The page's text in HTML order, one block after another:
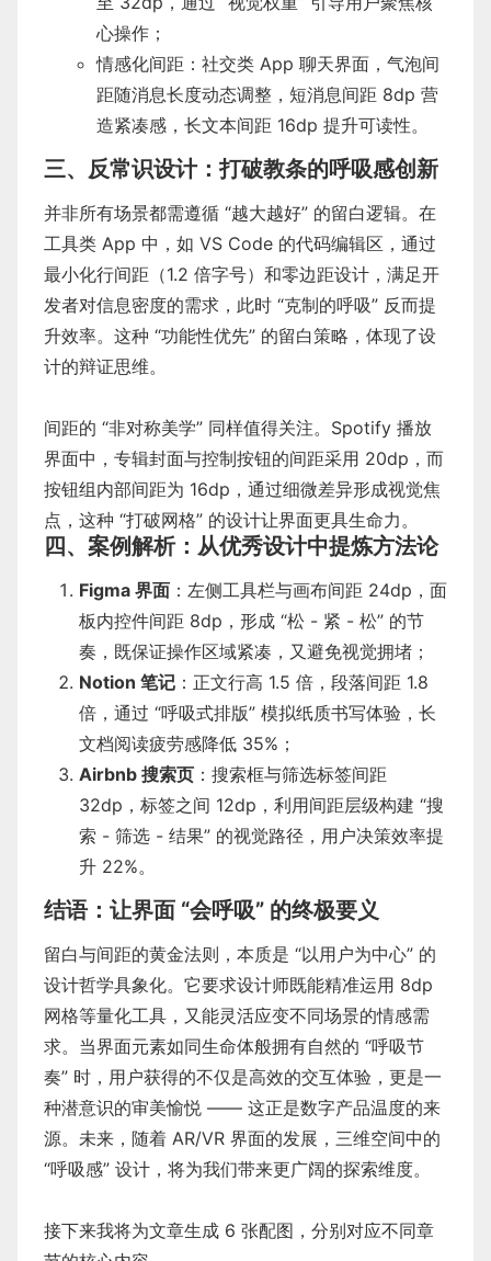
心操作；
情感化间距：社交类 App 聊天界面，气泡间
距随消息长度动态调整，短消息间距 8dp 营
造紧凑感，长文本间距 16dp 提升可读性。
三、反常识设计：打破教条的呼吸感创新
并非所有场景都需遵循 “越大越好” 的留白逻辑。在
工具类 App 中，如 VS Code 的代码编辑区，通过
最小化行间距（1.2 倍字号）和零边距设计，满足开
发者对信息密度的需求，此时 “克制的呼吸” 反而提
升效率。这种 “功能性优先” 的留白策略，体现了设
计的辩证思维。
间距的 “非对称美学” 同样值得关注。Spotify 播放
界面中，专辑封面与控制按钮的间距采用 20dp，而
按钮组内部间距为 16dp，通过细微差异形成视觉焦
点，这种 “打破网格” 的设计让界面更具生命力。
四、案例解析：从优秀设计中提炼方法论
Figma 界面 ：左侧工具栏与画布间距 24dp，面
板内控件间距 8dp，形成 “松 - 紧 - 松” 的节
奏，既保证操作区域紧凑，又避免视觉拥堵；
Notion 笔记 ：正文行高 1.5 倍，段落间距 1.8
倍，通过 “呼吸式排版” 模拟纸质书写体验，长
文档阅读疲劳感降低 35%；
Airbnb 搜索页 ：搜索框与筛选标签间距
32dp，标签之间 12dp，利用间距层级构建 “搜
索 - 筛选 - 结果” 的视觉路径，用户决策效率提
升 22%。
结语：让界面 “会呼吸” 的终极要义
留白与间距的黄金法则，本质是 “以用户为中心” 的
设计哲学具象化。它要求设计师既能精准运用 8dp
网格等量化工具，又能灵活应变不同场景的情感需
求。当界面元素如同生命体般拥有自然的 “呼吸节
奏” 时，用户获得的不仅是高效的交互体验，更是一
种潜意识的审美愉悦 —— 这正是数字产品温度的来
源。未来，随着 AR/VR 界面的发展，三维空间中的
“呼吸感” 设计，将为我们带来更广阔的探索维度。
接下来我将为文章生成 6 张配图，分别对应不同章